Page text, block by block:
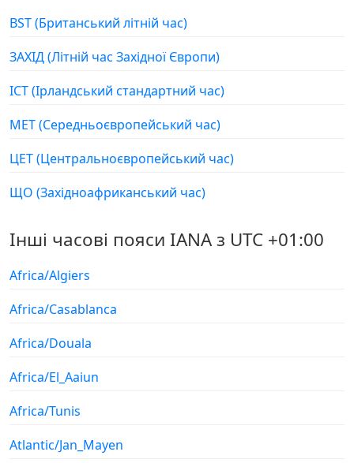
BST (Британський літній час)
ЗАХІД (Літній час Західної Європи)
ІСТ (Ірландський стандартний час)
МЕТ (Середньоєвропейський час)
ЦЕТ (Центральноєвропейський час)
ЩО (Західноафриканський час)
Інші часові пояси IANA з UTC +01:00
Africa/Algiers
Africa/Casablanca
Africa/Douala
Africa/El_Aaiun
Africa/Tunis
Atlantic/Jan_Mayen